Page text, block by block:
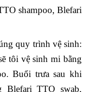
shampoo, Blefari
quy trình vệ sinh:
tôi vệ sinh mi bằng
Buổi trưa sau khi
TTO swab,